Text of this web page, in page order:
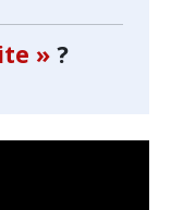
» ?